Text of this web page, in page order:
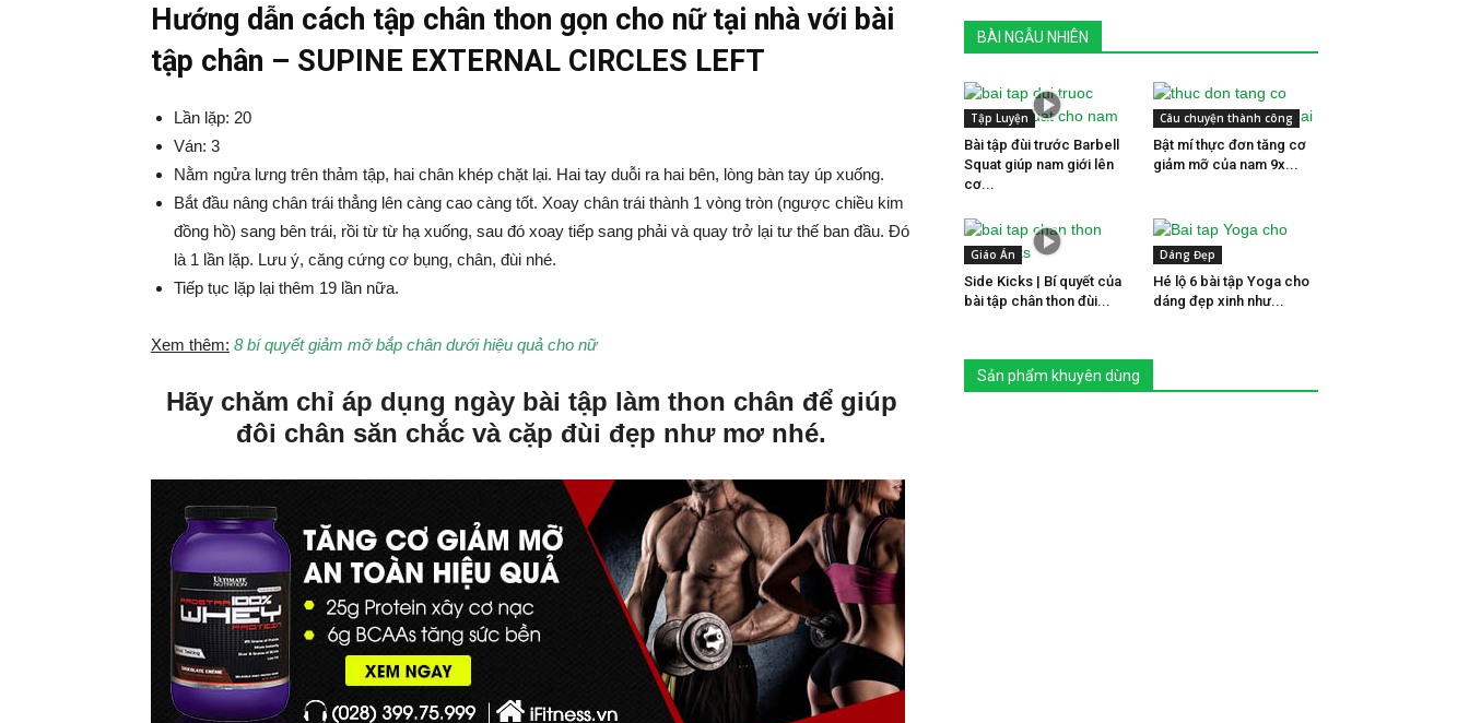
Hướng dẫn cách tập chân thon gọn cho nữ tại nhà với bài
tập chân – SUPINE EXTERNAL CIRCLES LEFT
Lần lặp: 20
Ván: 3
Nằm ngửa lưng trên thảm tập, hai chân khép chặt lại. Hai tay duỗi ra hai bên, lòng bàn tay úp xuống.
Bắt đầu nâng chân trái thẳng lên càng cao càng tốt. Xoay chân trái thành 1 vòng tròn (ngược chiều kim
đồng hồ) sang bên trái, rồi từ từ hạ xuống, sau đó xoay tiếp sang phải và quay trở lại tư thế ban đầu. Đó
là 1 lần lặp. Lưu ý, căng cứng cơ bụng, chân, đùi nhé.
Tiếp tục lặp lại thêm 19 lần nữa.
Xem thêm: 8 bí quyết giảm mỡ bắp chân dưới hiệu quả cho nữ
Hãy chăm chỉ áp dụng ngày bài tập làm thon chân để giúp
đôi chân săn chắc và cặp đùi đẹp như mơ nhé.
BÀI NGẪU NHIÊN
Tập Luyện
Bài tập đùi trước Barbell
Squat giúp nam giới lên
cơ...
Câu chuyện thành công
Bật mí thực đơn tăng cơ
giảm mỡ của nam 9x...
Giáo Án
Side Kicks | Bí quyết của
bài tập chân thon đùi...
Dáng Đẹp
Hé lộ 6 bài tập Yoga cho
dáng đẹp xinh như...
Sản phẩm khuyên dùng